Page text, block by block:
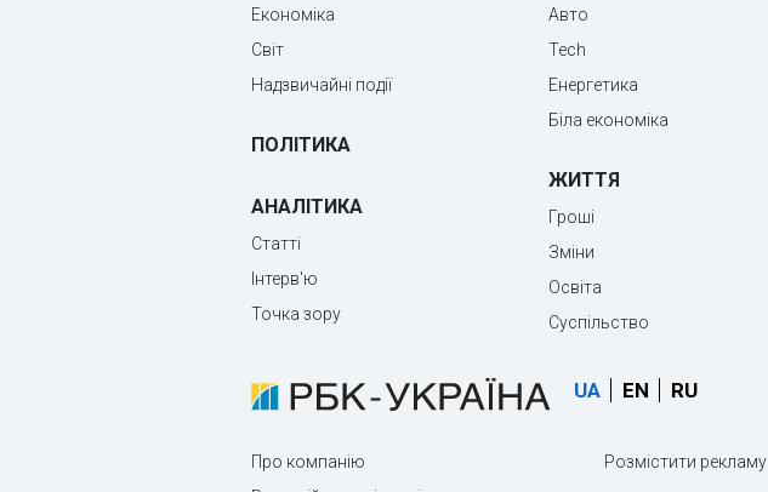
Економіка
Світ
Надзвичайні події
ПОЛІТИКА
АНАЛІТИКА
Статті
Інтерв'ю
Точка зору
Авто
Tech
Енергетика
Біла економіка
ЖИТТЯ
Гроші
Зміни
Освіта
Суспільство
UA EN RU
Про компанію
Розмістити рекламу